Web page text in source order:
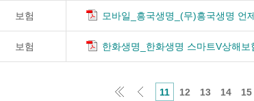
보험 모바일_흥국생명_(무)흥국생명 언
보험 한화생명_한화생명 스마트V상해보
11 12 13 14 15